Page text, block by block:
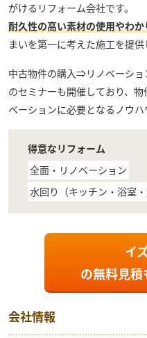
がけるリフォーム会社です。
耐久性の高い素材の使用やわ
まいを第一に考えた施工を提供
中古物件の購入⇒リノベーシ
のセミナーも開催しており、
ベーションに必要となるノウハ
得意なリフォーム
全面・リノベーション
水回り（キッチン・浴室・
イ
の無料見積
会社情報